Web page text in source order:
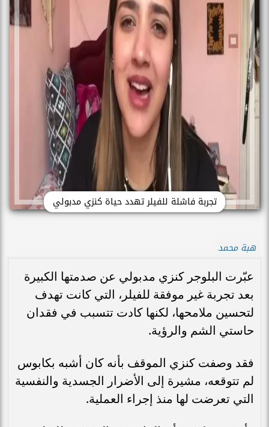
تجربة فاشلة للفيلر تهدد حياة كنزي مدبولي
هبة محمد
عبّرت البلوجر كنزي مدبولي عن صدمتها الكبيرة
بعد تجربة غير موفقة للفيلر، التي كانت تهدف
لتحسين ملامحها، لكنها كادت تتسبب في فقدان
حاستي الشم والرؤية.
فقد وصفت كنزي الموقف بأنه كان أشبه بكابوس
لم تتوقعه، مشيرة إلى الأضرار الجسدية والنفسية
التي تعرضت لها منذ إجراء العملية.